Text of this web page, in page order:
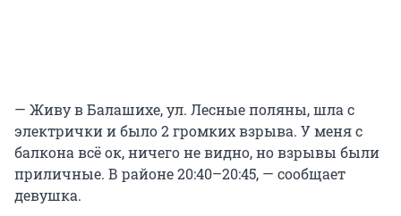
— Живу в Балашихе, ул. Лесные поляны, шла с
электрички и было 2 громких взрыва. У меня с
балкона всё ок, ничего не видно, но взрывы были
приличные. В районе 20:40–20:45, — сообщает
девушка.